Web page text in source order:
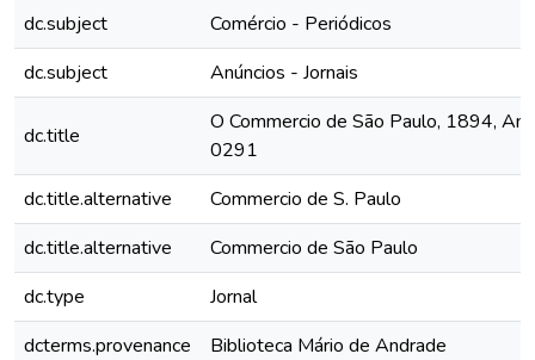
dc.subject
Comércio - Periódicos
dc.subject
Anúncios - Jornais
dc.title
O Commercio de São Paulo, 1894,
0291
dc.title.alternative
Commercio de S. Paulo
dc.title.alternative
Commercio de São Paulo
dc.type
Jornal
dcterms.provenance
Biblioteca Mário de Andrade